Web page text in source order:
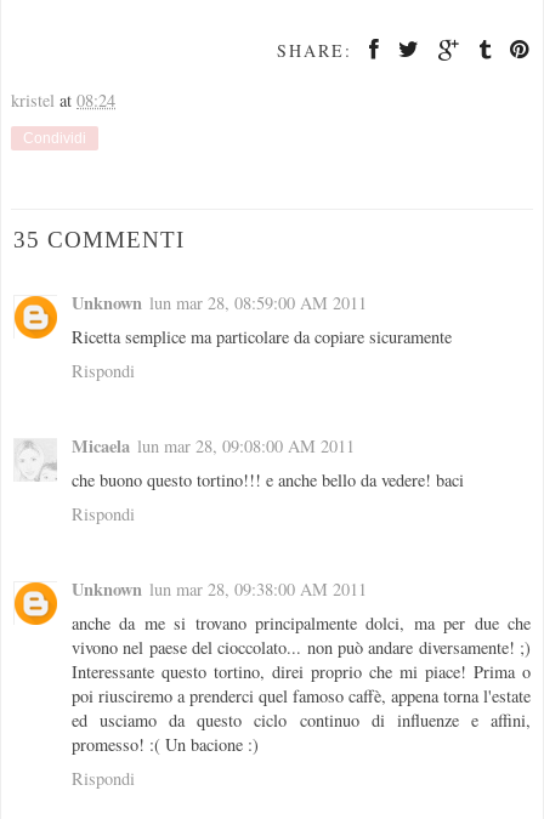
SHARE:
kristel at 08:24
Condividi
35 COMMENTI
Unknown lun mar 28, 08:59:00 AM 2011
Ricetta semplice ma particolare da copiare sicuramente
Rispondi
Micaela lun mar 28, 09:08:00 AM 2011
che buono questo tortino!!! e anche bello da vedere! baci
Rispondi
Unknown lun mar 28, 09:38:00 AM 2011
anche da me si trovano principalmente dolci, ma per due che
vivono nel paese del cioccolato... non può andare diversamente! ;)
Interessante questo tortino, direi proprio che mi piace! Prima o
poi riusciremo a prenderci quel famoso caffè, appena torna l'estate
ed usciamo da questo ciclo continuo di influenze e affini,
promesso! :( Un bacione :)
Rispondi